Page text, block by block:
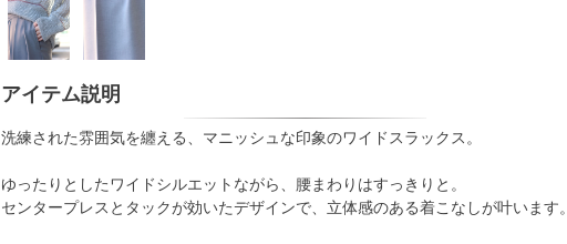
アイテム説明
洗練された雰囲気を纏える、マニッシュな印象のワイドスラックス。
ゆったりとしたワイドシルエットながら、腰まわりはすっきりと。
センタープレスとタックが効いたデザインで、立体感のある着こなしが叶います。